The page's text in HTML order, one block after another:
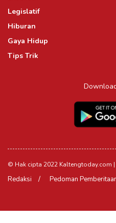
Legislatif
Hiburan
Gaya Hidup
Tips Trik
© Hak cipta 2022 Kaltengtoday.com
Redaksi Pedoman